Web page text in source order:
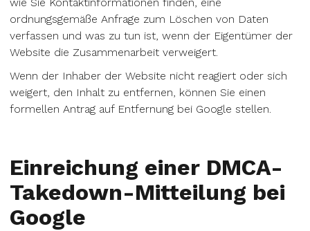
ordnungsgemäße Anfrage zum Löschen von Daten
verfassen und was zu tun ist, wenn der Eigentümer der
Website die Zusammenarbeit verweigert.
Wenn der Inhaber der Website nicht reagiert oder sich
weigert, den Inhalt zu entfernen, können Sie einen
formellen Antrag auf Entfernung bei Google stellen.
Einreichung einer DMCA-
Takedown-Mitteilung bei
Google